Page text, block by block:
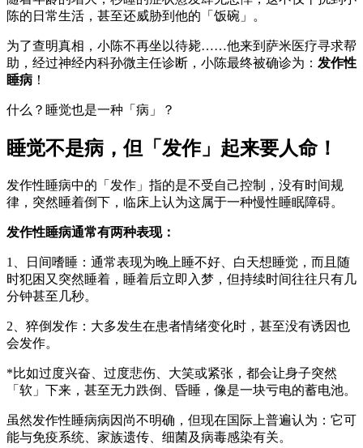
陈的日常生活，甚至还威胁到他的「饭碗」。
为了查明真相，小陈不再坐以待毙……他来到萨米医疗寻求帮
助，经过神经内科孙微主任诊断，小陈最终被确诊为： 发作性
睡病 ！
什么？睡觉也是一种「病」？
睡觉不是病，但「发作」起来要人命！
发作性睡病中的「发作」指的是不受自己控制，没有时间规
律，突然睡着倒下，临床上认为这属于一种慢性睡眠障碍。
发作性睡病通常有两种表现：
1、日间嗜睡：通常表现为晚上睡不好、白天想睡觉，而且随
时犯困又突然睡着，睡着后立即入梦，但持续时间往往只有几
分钟甚至几秒。
2、猝倒发作：大多发生在患者情绪变化时，甚至没有诱因也
会发作。
*比如过度兴奋、过度悲伤、大笑或紧张，都会让身子突然
「软」下来，甚至无力跌倒、昏睡，像是一块亏电的蓄电池。
虽然发作性睡病病因尚不明确，但现在国际上普遍认为：它可
能与免疫系统、家族遗传、细菌及病毒感染有关。